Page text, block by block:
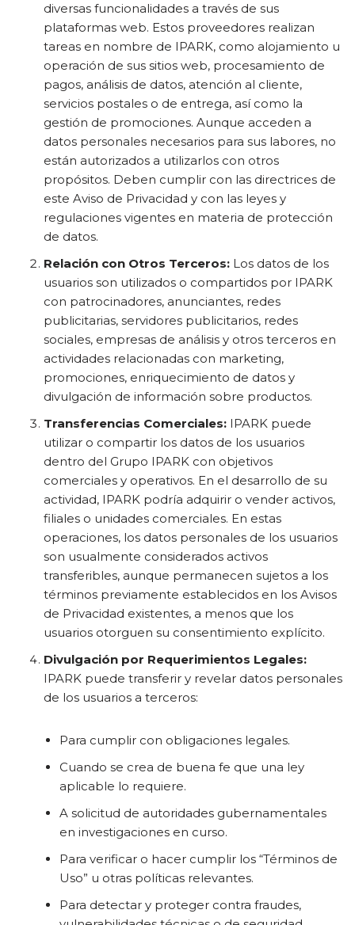
diversas funcionalidades a través de sus
plataformas web. Estos proveedores realizan
tareas en nombre de IPARK, como alojamiento u
operación de sus sitios web, procesamiento de
pagos, análisis de datos, atención al cliente,
servicios postales o de entrega, así como la
gestión de promociones. Aunque acceden a
datos personales necesarios para sus labores, no
están autorizados a utilizarlos con otros
propósitos. Deben cumplir con las directrices de
este Aviso de Privacidad y con las leyes y
regulaciones vigentes en materia de protección
de datos.
Relación con Otros Terceros: Los datos de los
usuarios son utilizados o compartidos por IPARK
con patrocinadores, anunciantes, redes
publicitarias, servidores publicitarios, redes
sociales, empresas de análisis y otros terceros en
actividades relacionadas con marketing,
promociones, enriquecimiento de datos y
divulgación de información sobre productos.
Transferencias Comerciales: IPARK puede
utilizar o compartir los datos de los usuarios
dentro del Grupo IPARK con objetivos
comerciales y operativos. En el desarrollo de su
actividad, IPARK podría adquirir o vender activos,
filiales o unidades comerciales. En estas
operaciones, los datos personales de los usuarios
son usualmente considerados activos
transferibles, aunque permanecen sujetos a los
términos previamente establecidos en los Avisos
de Privacidad existentes, a menos que los
usuarios otorguen su consentimiento explícito.
Divulgación por Requerimientos Legales:
IPARK puede transferir y revelar datos personales
de los usuarios a terceros:
Para cumplir con obligaciones legales.
Cuando se crea de buena fe que una ley
aplicable lo requiere.
A solicitud de autoridades gubernamentales
en investigaciones en curso.
Para verificar o hacer cumplir los “Términos de
Uso” u otras políticas relevantes.
Para detectar y proteger contra fraudes,